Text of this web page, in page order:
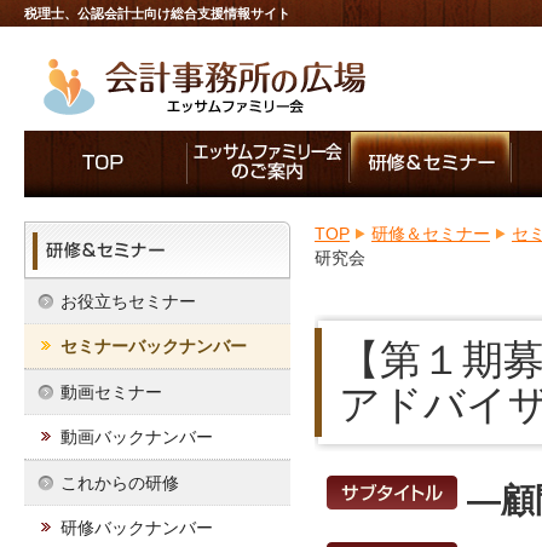
税理士、公認会計士向け総合支援情報サイト
お役立ちセミナー
セミナーバックナンバー
動画セミナー
動画バックナンバー
これからの研修
研修バックナンバー
TOP 研修＆セミナー
セ
研究会
【第１期
アドバイ
―顧